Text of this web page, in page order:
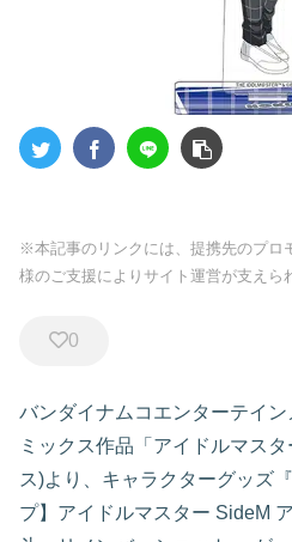
※本記事のリンクには、提携先のプロ
様のご支援によりサイト運営が支えら
0
バンダイナムコエンターテイ
ミックス作品「アイドルマス
ス)より、キャラクターグッズ
プ】アイドルマスター SideM